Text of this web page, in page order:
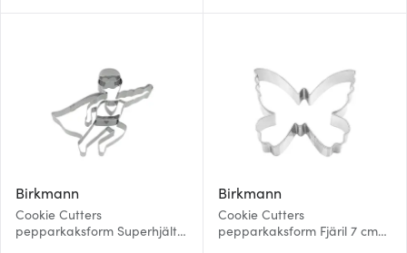
Birkmann
Cookie Cutters
pepparkaksform Superhjälte
Birkmann
Cookie Cutters
pepparkaksform Fjäril 7 cm